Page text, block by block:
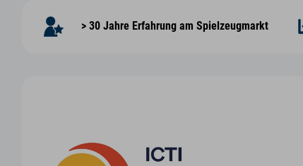
> 30 Jahre Erfahrung am Spielzeugmarkt